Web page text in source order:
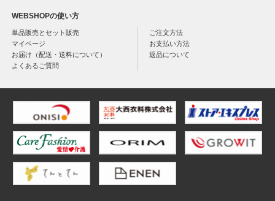
WEBSHOPの使い方
単品販売とセット販売
ご注文方法
マイページ
お支払い方法
お届け（配送・送料について）
返品について
よくあるご質問